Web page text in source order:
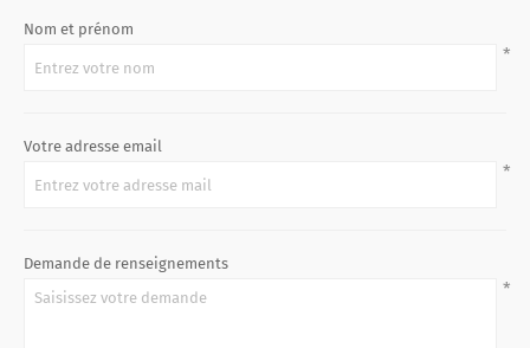
Nom et prénom
*
Votre adresse email
*
Demande de renseignements
*